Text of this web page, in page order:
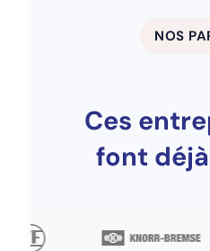
NOS
Ces
font